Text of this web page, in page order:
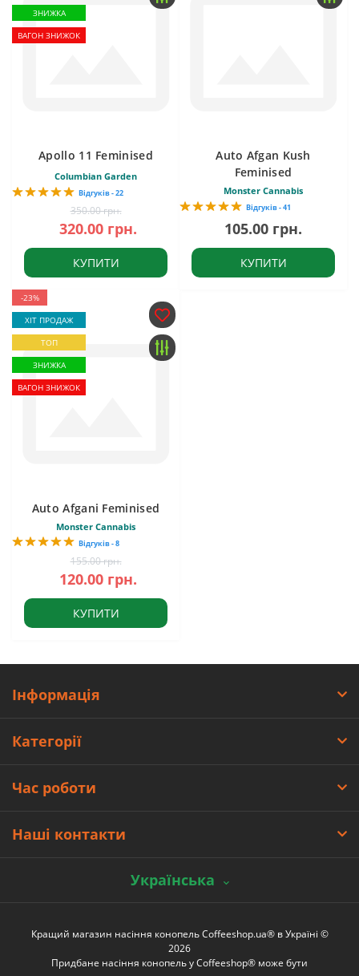
ЗНИЖКА
ВАГОН ЗНИЖОК
Apollo 11 Feminised
Columbian Garden
Відгуків - 22
350.00 грн.
320.00 грн.
КУПИТИ
Auto Afgan Kush
Feminised
Monster Cannabis
Відгуків - 41
105.00 грн.
КУПИТИ
-23%
ХІТ ПРОДАЖ
ТОП
ЗНИЖКА
ВАГОН ЗНИЖОК
Auto Afgani Feminised
Monster Cannabis
Відгуків - 8
155.00 грн.
120.00 грн.
КУПИТИ
Інформація
Категорії
Час роботи
Наші контакти
Українська
Кращий магазин насіння конопель Coffeeshop.ua® в Україні ©
2026
Придбане насіння конопель у Coffeeshop® може бути